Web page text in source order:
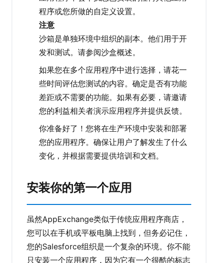
程序或您所做的自定义设置。
注意
沙箱是单独环境中组织的副本。他们用于开
发和测试。请参阅沙盒概述。
如果您在多个应用程序中进行选择，请花一
些时间评估您测试的内容。确定是否有功能
差距或不需要的功能。如果有必要，请邀请
您的利益相关者演示应用程序并提供反馈。
你准备好了！您将在生产环境中安装和部署
您的应用程序。确保让用户了解发生了什么
变化，并根据需要提供培训和文档。
安装你的第一个应用
虽然AppExchange类似于传统应用程序商店，
您可以在手机或平板电脑上找到，但务必记住，
您的Salesforce组织是一个复杂的环境。你不能
只安装一个应用程序，因为它有一个很酷的标志